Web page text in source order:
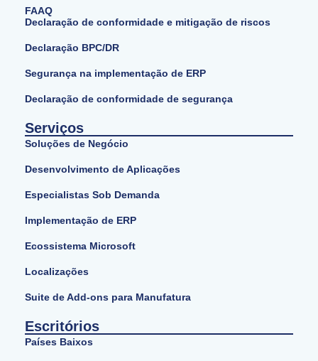
FAAQ
Declaração de conformidade e mitigação de riscos
Declaração BPC/DR
Segurança na implementação de ERP
Declaração de conformidade de segurança
Serviços
Soluções de Negócio
Desenvolvimento de Aplicações
Especialistas Sob Demanda
Implementação de ERP
Ecossistema Microsoft
Localizações
Suite de Add-ons para Manufatura
Escritórios
Países Baixos